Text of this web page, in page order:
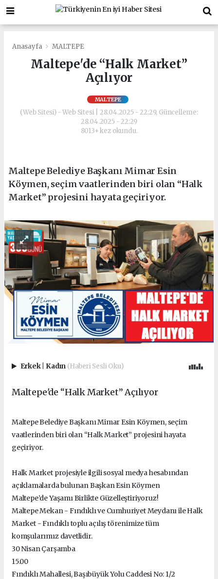
Anasayfa MALTEPE
Maltepe'de “Halk Market”
Açılıyor
MALTEPE
(Web Sitesi) - Web Sitesi | 28.04.2025 - 22:29, Güncelleme:
28.04.2025 - 22:29
8013+ kez okundu.
Maltepe Belediye Başkanı Mimar Esin
Köymen, seçim vaatlerinden biri olan “Halk
Market” projesini hayata geçiriyor.
Erkek Kadın (Haberi Sesli Oku)
Maltepe'de “Halk Market” Açılıyor
Maltepe Belediye Başkanı Mimar Esin Köymen, seçim
vaatlerinden biri olan “Halk Market” projesini hayata
geçiriyor.
Halk Market projesiyle ilgili sosyal medya hesabından
açıklamalarda bulunan Başkan Esin Köymen
Maltepe’de Yaşamı Birlikte Güzelleştiriyoruz!
Maltepe Mekan - Fındıklı ve Cumhuriyet Meydanı ile Halk
Market - Fındıklı toplu açılış törenimize tüm
komşularımız davetlidir.
30 Nisan Çarşamba
15.00
Fındıklı Mahallesi, Başıbüyük Yolu Caddesi No: 1/2